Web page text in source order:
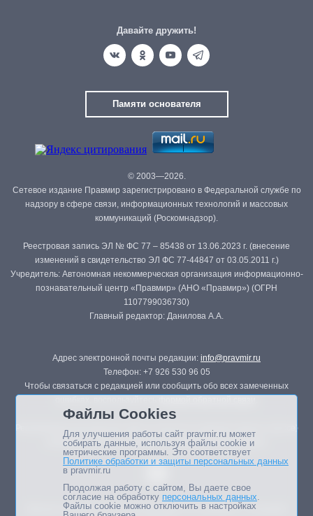
Давайте дружить!
Памяти основателя
© 2003—2026.
Сетевое издание Правмир зарегистрировано в Федеральной службе по
надзору в сфере связи, информационных технологий и массовых
коммуникаций (Роскомнадзор).
Реестровая запись ЭЛ № ФС 77 – 85438 от 13.06.2023 г. (внесение
изменений в свидетельство ЭЛ ФС 77-44847 от 03.05.2011 г.)
Учредитель: Автономная некоммерческая организация информационно-
познавательный центр «Правмир» (АНО «Правмир») (ОГРН
1107799036730)
Главный редактор: Данилова А.А.
Адрес электронной почты редакции: info@pravmir.ru
Телефон: +7 926 530 96 05
Чтобы связаться с редакцией или сообщить обо всех замеченных
Републикация материалов сайта в печатных изданиях (книгах, прессе)
возможна только с письменного разрешения редакции.
Мнение авторов статей портала может не совпадать с позицией
Файлы Cookies
Для улучшения работы сайт pravmir.ru может
собирать данные, используя файлы cookie и
метрические программы. Это соответствует
Политике обработки и защиты персональных данных
в pravmir.ru
Продолжая работу с сайтом, Вы даете свое
согласие на обработку персональных данных.
Файлы cookie можно отключить в настройках